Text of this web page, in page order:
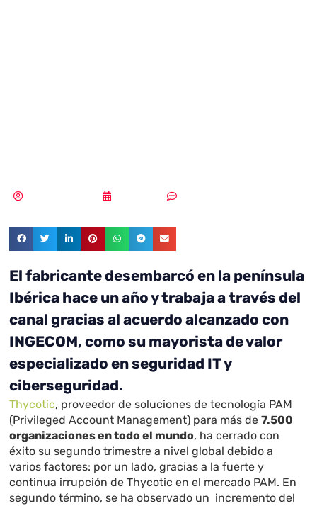
El fabricante desembarcó en la península
Ibérica hace un año y trabaja a través del
canal gracias al acuerdo alcanzado con
INGECOM, como su mayorista de valor
especializado en seguridad IT y
ciberseguridad.
Thycotic, proveedor de soluciones de tecnología PAM
(Privileged Account Management) para más de7.500
organizaciones en todo el mundo, ha cerrado con
éxito su segundo trimestre a nivel global debido a
varios factores: por un lado, gracias a la fuerte y
continua irrupción de Thycotic en el mercado PAM. En
segundo término, se ha observado un incremento del